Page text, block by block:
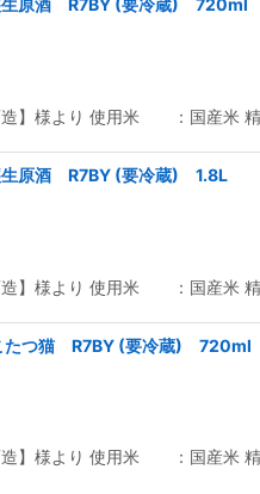
原酒 R7BY (要冷蔵) 720ml
】様より 使用米 ：国産米
原酒 R7BY (要冷蔵) 1.8L
】様より 使用米 ：国産米
たつ猫 R7BY (要冷蔵) 720ml
】様より 使用米 ：国産米